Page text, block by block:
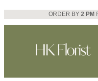
Skip
to
ORDER BY 2 PM